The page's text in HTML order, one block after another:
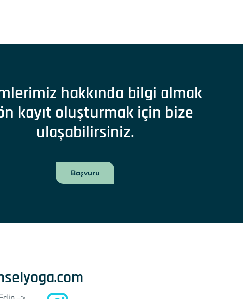
hakkında bilgi almak
kayıt oluşturmak için bize
ulaşabilirsiniz.
Başvuru
–>